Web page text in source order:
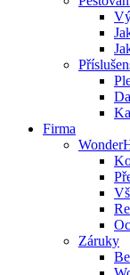
Firma
Záruky